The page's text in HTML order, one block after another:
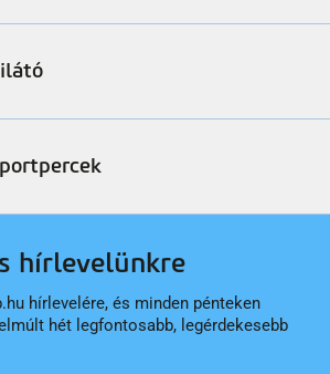
hírlevelünkre
hírlevelére, és minden pénteken
hét legfontosabb, legérdekesebb